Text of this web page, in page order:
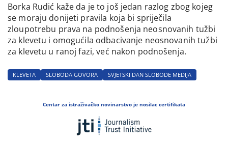
Borka Rudić kaže da je to još jedan razlog zbog kojeg
se moraju donijeti pravila koja bi spriječila
zloupotrebu prava na podnošenja neosnovanih tužbi
za klevetu i omogućila odbacivanje neosnovanih tužbi
za klevetu u ranoj fazi, već nakon podnošenja.
KLEVETA SLOBODA GOVORA SVJETSKI DAN SLOBODE MEDIJA
Centar za istraživačko novinarstvo je nosilac certifikata